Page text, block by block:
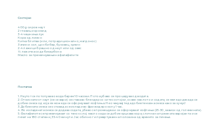
Состојки
400 g сиров наут
2 главици кромид
3-4 чешниња лук
Кора од лимон
Китка блитва (или, потрадиционално, магдонос)
Зачини: сол, црн бибер, буковец, кумин
2-4 лажици брашно од наут или од овес
½ лажичка сода бикарбона
Масло за премачкување на фалафелите
Постапка
1. Наутот се потопува во вода барем 10 часови. Потоа убаво се процедува од водата.
2. Откиснатиот наут (не се вари) се става во блендер со сите состојки, освен маслото и содата, се меле додека да се
добие смеса од која ќе може да се оформуваат ќофтиња. Не очекувајте да добиете мазна смеса како за хумус!
3. Добиената смеса се остава да се излади во фрижидер околу 1 час.
4. Во изладената смеса се додава содата, убаво се промешува и се оформуваат ќофтиња (25-30, зависи од големината).
5. Фалафелите се премачкуваат со тенок слој масло за да се добие крцкава кора, слична на пржената варијанта и се
печат на 180 степени, 35-40 минути. Јас обично ги превртувам на половина од времето за печење.